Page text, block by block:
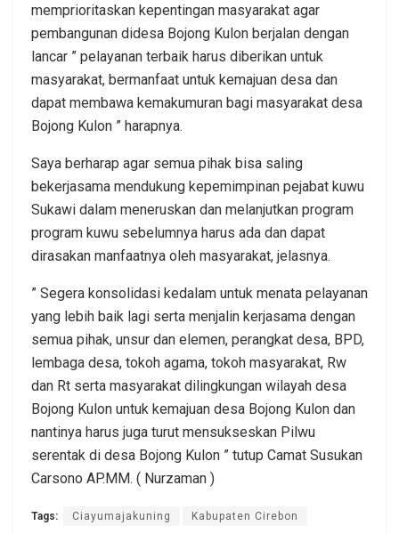
memprioritaskan kepentingan masyarakat agar
pembangunan didesa Bojong Kulon berjalan dengan
lancar ” pelayanan terbaik harus diberikan untuk
masyarakat, bermanfaat untuk kemajuan desa dan
dapat membawa kemakumuran bagi masyarakat desa
Bojong Kulon ” harapnya.
Saya berharap agar semua pihak bisa saling
bekerjasama mendukung kepemimpinan pejabat kuwu
Sukawi dalam meneruskan dan melanjutkan program
program kuwu sebelumnya harus ada dan dapat
dirasakan manfaatnya oleh masyarakat, jelasnya.
” Segera konsolidasi kedalam untuk menata pelayanan
yang lebih baik lagi serta menjalin kerjasama dengan
semua pihak, unsur dan elemen, perangkat desa, BPD,
lembaga desa, tokoh agama, tokoh masyarakat, Rw
dan Rt serta masyarakat dilingkungan wilayah desa
Bojong Kulon untuk kemajuan desa Bojong Kulon dan
nantinya harus juga turut mensukseskan Pilwu
serentak di desa Bojong Kulon ” tutup Camat Susukan
Carsono AP.MM. ( Nurzaman )
Tags: Ciayumajakuning Kabupaten Cirebon